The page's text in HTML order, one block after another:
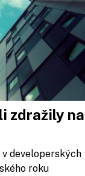
zdražily na
developerských
roku